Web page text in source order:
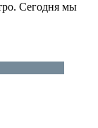
Сегодня мы